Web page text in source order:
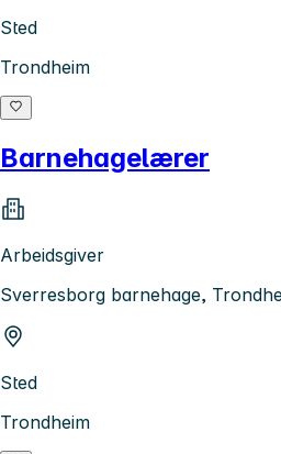
Sted
Trondheim
Barnehagelærer
Arbeidsgiver
Sverresborg barnehage,
Sted
Trondheim